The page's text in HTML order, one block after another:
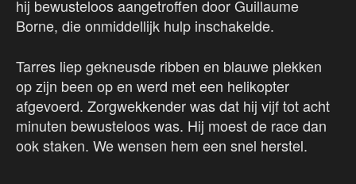
hij bewusteloos aangetroffen door Guillaume
Borne, die onmiddellijk hulp inschakelde.
Tarres liep gekneusde ribben en blauwe plekken
op zijn been op en werd met een helikopter
afgevoerd. Zorgwekkender was dat hij vijf tot acht
minuten bewusteloos was. Hij moest de race dan
ook staken. We wensen hem een snel herstel.